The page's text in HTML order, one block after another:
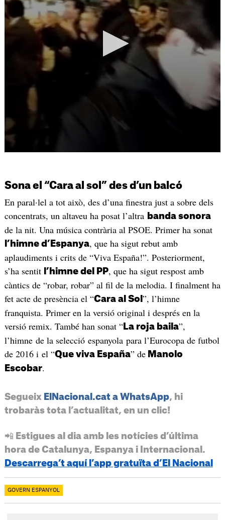
Sona el “Cara al sol” des d’un balcó
En paral·lel a tot això, des d’una finestra just a sobre dels
concentrats, un altaveu ha posat l’altra banda sonora
de la nit. Una música contrària al PSOE. Primer ha sonat
l’himne d’Espanya, que ha sigut rebut amb
aplaudiments i crits de “Viva España!”. Posteriorment,
s’ha sentit l’himne del PP, que ha sigut respost amb
càntics de “robar, robar” al fil de la melodia. I finalment ha
fet acte de presència el “Cara al Sol ”, l’himne
franquista. Primer en la versió original i després en la
versió remix. També han sonat “La roja baila”,
l’himne de la selecció espanyola para l’Eurocopa de futbol
de 2016 i el “Que viva España” deManolo
Escobar.
Segueix ElNacional.cat a WhatsApp, hi
trobaràs tota l’actualitat, en un clic!
📲 Estigues al dia amb les notícies d’última
hora de Catalunya, Espanya i Internacional.
Descarrega’t aquí l’app gratuïta d’El Nacional
GOVERN ESPANYOL